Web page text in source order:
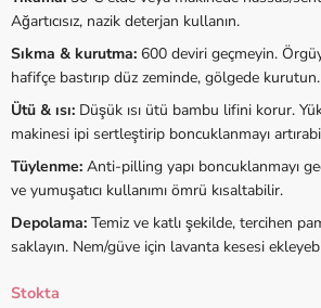
Ağartıcısız, nazik deterjan kullanın.
Sıkma & kurutma: 600 deviri geçmeyin.
hafifçe bastırıp düz zeminde, gölgede kurutun.
Ütü & ısı: Düşük ısı ütü bambu lifini korur.
makinesi ipi sertleştirip boncuklanmayı
Tüylenme: Anti-pilling yapı boncuklanmayı
ve yumuşatıcı kullanımı ömrü kısaltabilir.
Depolama: Temiz ve katlı şekilde, tercihen
saklayın. Nem/güve için lavanta kesesi
Stokta